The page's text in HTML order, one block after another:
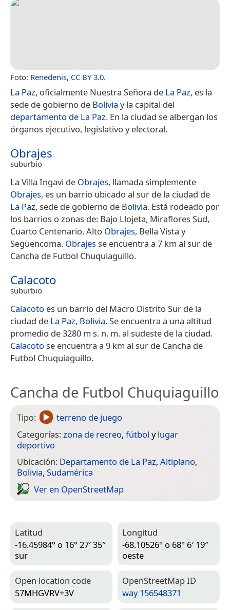
Foto: Renedenis, CC BY 3.0.
La Paz, oficialmente Nuestra Señora de La Paz,​ es la
sede de gobierno de Bolivia y la capital del
departamento de La Paz. En la ciudad se albergan los
órganos ejecutivo, legislativo y electoral.
Obrajes
suburbio
La Villa Ingavi de Obrajes, llamada simplemente
Obrajes, es un barrio ubicado al sur de la ciudad de
La Paz, sede de gobierno de Bolivia. Está rodeado por
los barrios o zonas de: Bajo Llojeta, Miraflores Sud,
Cuarto Centenario, Alto Obrajes, Bella Vista y
Següencoma. Obrajesse encuentra a 7 km al sur de
Cancha de Futbol Chuquiaguillo.
Calacoto
suburbio
Calacoto es un barrio del Macro Distrito Sur de la
ciudad de La Paz, Bolivia. Se encuentra a una altitud
promedio de 3280 m s. n. m. al sudeste de la ciudad.
Calacoto se encuentra a 9 km al sur de Cancha de
Futbol Chuquiaguillo.
Cancha de Futbol Chuquiaguillo
Tipo:
terreno de juego
Categorías:zona de recreo, fútbol ylugar
deportivo
Ubicación: Departamento de La Paz, Altiplano,
Bolivia, Sudamérica
Ver en Open­Street­Map
Latitud
-16.45984° o 16° 27′ 35″
sur
Longitud
-68.10526° o 68° 6′ 19″
oeste
Open location code
57MHGVRV+3V
Open­Street­Map ID
way 156548371